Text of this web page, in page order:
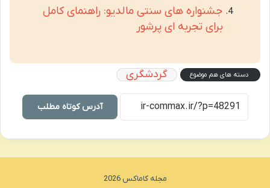
جشنواره های سنتی مالدیو: راهنمای کامل
برای تجربه ای پرشور
دسته های هم موضوع گردشگری
آدرس کوتاه مطلب
مجله کاماکس 2026